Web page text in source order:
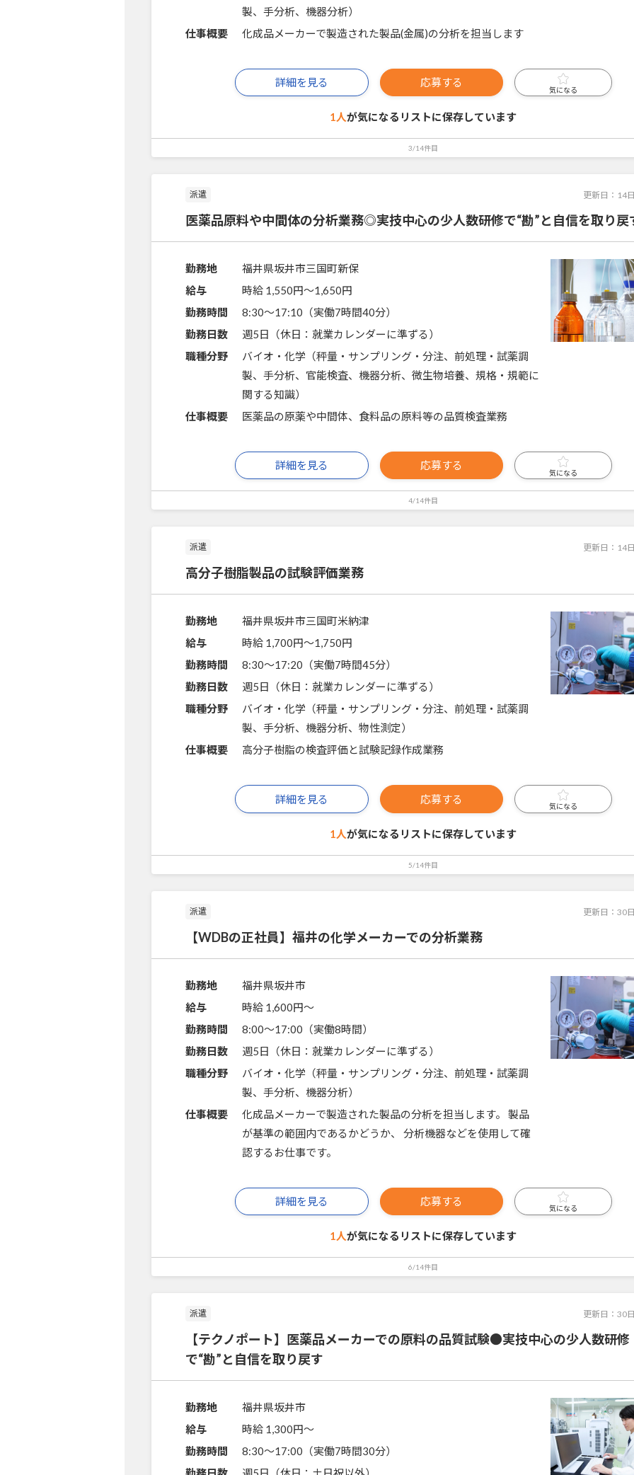
製、手分析、機器分析）
仕事概要
化成品メーカーで製造された製品(金属)の分析を担当します
詳細を見る 応募する
気になる
1人が気になるリストに保存しています
3/14件目
派遣 更新日： 14
医薬品原料や中間体の分析業務◎実技中心の少人数研修で“勘”と自信を取り戻
勤務地
福井県坂井市三国町新保
給与
時給 1,550円〜1,650円
勤務時間
8:30～17:10（実働7時間40分）
勤務日数
週5日（休日：就業カレンダーに準ずる）
職種分野
バイオ・化学（秤量・サンプリング・分注、前処理・試薬調
製、手分析、官能検査、機器分析、微生物培養、規格・規範に
関する知識）
仕事概要
医薬品の原薬や中間体、食料品の原料等の品質検査業務
詳細を見る 応募する
気になる
4/14件目
派遣 更新日： 14
高分子樹脂製品の試験評価業務
勤務地
福井県坂井市三国町米納津
給与
時給 1,700円〜1,750円
勤務時間
8:30～17:20（実働7時間45分）
勤務日数
週5日（休日：就業カレンダーに準ずる）
職種分野
バイオ・化学（秤量・サンプリング・分注、前処理・試薬調
製、手分析、機器分析、物性測定）
仕事概要
高分子樹脂の検査評価と試験記録作成業務
詳細を見る 応募する
気になる
1人が気になるリストに保存しています
5/14件目
派遣 更新日： 30
【WDBの正社員】福井の化学メーカーでの分析業務
勤務地
福井県坂井市
給与
時給 1,600円〜
勤務時間
8:00～17:00（実働8時間）
勤務日数
週5日（休日：就業カレンダーに準ずる）
職種分野
バイオ・化学（秤量・サンプリング・分注、前処理・試薬調
製、手分析、機器分析）
仕事概要
化成品メーカーで製造された製品の分析を担当します。 製品
が基準の範囲内であるかどうか、 分析機器などを使用して確
認するお仕事です。
詳細を見る 応募する
気になる
1人が気になるリストに保存しています
6/14件目
派遣 更新日： 30
【テクノポート】医薬品メーカーでの原料の品質試験●実技中心の少人数研修
で“勘”と自信を取り戻す
勤務地
福井県坂井市
給与
時給 1,300円〜
勤務時間
8:30～17:00（実働7時間30分）